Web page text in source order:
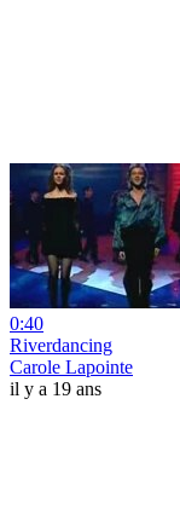
0:40
Riverdancing
Carole Lapointe
il y a 19 ans